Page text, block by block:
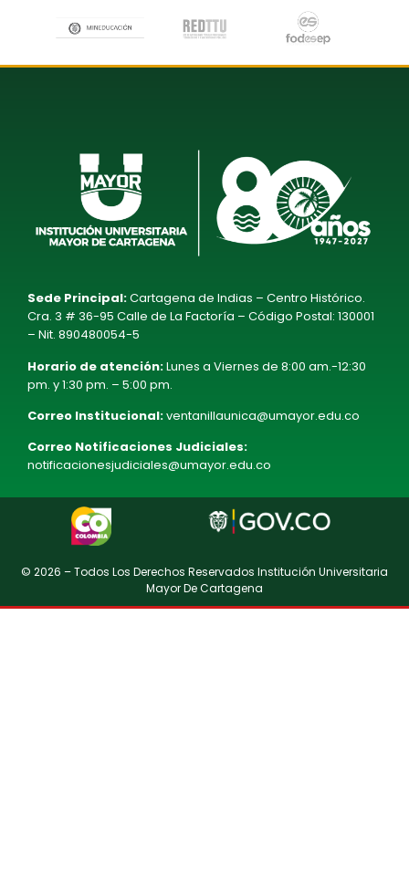
Sede Principal:Cartagena de Indias – Centro Histórico.
Cra. 3 # 36-95 Calle de La Factoría – Código Postal: 130001
– Nit. 890480054-5
Horario de atención:Lunes a Viernes de 8:00 am.-12:30
pm. y 1:30 pm. – 5:00 pm.
Correo Institucional:ventanillaunica@umayor.edu.co
Correo Notificaciones Judiciales:
notificacionesjudiciales@umayor.edu.co
© 2026 – Todos Los Derechos Reservados Institución Universitaria
Mayor De Cartagena